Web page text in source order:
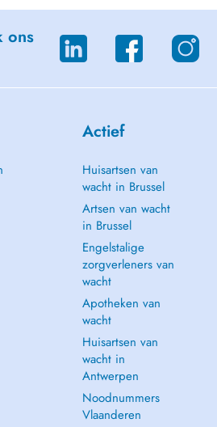
ons
Actief
Huisartsen van
wacht in Brussel
Artsen van wacht
in Brussel
Engelstalige
zorgverleners van
wacht
Apotheken van
wacht
Huisartsen van
wacht in
Antwerpen
Noodnummers
Vlaanderen